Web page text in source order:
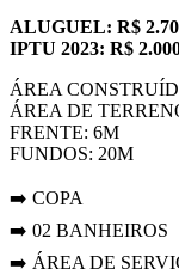
ALUGUEL: R$
IPTU 2023: R$
ÁREA
ÁREA DE
FRENTE: 6M
FUNDOS: 20M
➡️ COPA
➡️ 02 BANHEIROS
➡️ ÁREA DE